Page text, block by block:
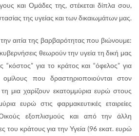
και Ομάδες της, στέκεται δίπλα σου,
της υγείας και των δικαιωμάτων μας.
αιτία της βαρβαρότητας που βιώνουμε:
θεωρούν την υγεία τη δική μας
“κόστος” για το κράτος και “όφελος” για
ομίλους που δραστηριοποιούνται στον
μια χαρίζουν εκατομμύρια ευρώ στους
ευρώ στις φαρμακευτικές εταιρείες
εξοπλισμούς και από την άλλη
του κράτους για την Υγεία (96 εκατ. ευρώ